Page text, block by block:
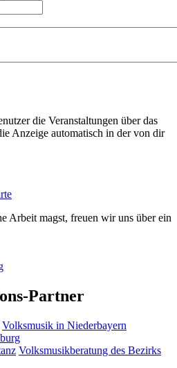
die Veranstaltungen über das
Anzeige automatisch in der von dir
Arbeit magst, freuen wir uns über ein
Partner
Volksmusik in Niederbayern
Volksmusikberatung des Bezirks